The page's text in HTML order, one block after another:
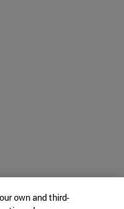
own and third-